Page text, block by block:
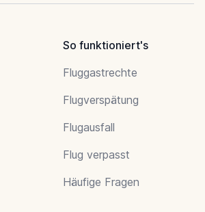
So funktioniert's
Fluggastrechte
Flugverspätung
Flugausfall
Flug verpasst
Häufige Fragen